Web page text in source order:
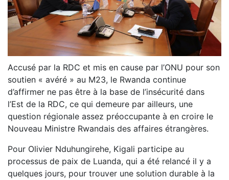
Accusé par la RDC et mis en cause par l’ONU pour son
soutien « avéré » au M23, le Rwanda continue
d’affirmer ne pas être à la base de l’insécurité dans
l’Est de la RDC, ce qui demeure par ailleurs, une
question régionale assez préoccupante à en croire le
Nouveau Ministre Rwandais des affaires étrangères.
Pour Olivier Nduhungirehe, Kigali participe au
processus de paix de Luanda, qui a été relancé il y a
quelques jours, pour trouver une solution durable à la